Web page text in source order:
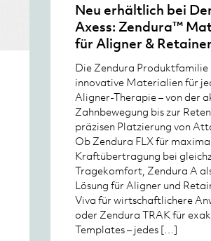
Neu erhältlich bei
Axess: Zendura™
für Aligner & Retainer
Die Zendura
innovative Materialien für
Aligner-Therapie – von der
Zahnbewegung bis zur
präzisen Platzierung von
Ob Zendura FLX für
Kraftübertragung bei
Tragekomfort, Zendura A
Lösung für Aligner und
Viva für wirtschaftlichere
oder Zendura TRAK für
Templates – jedes […]